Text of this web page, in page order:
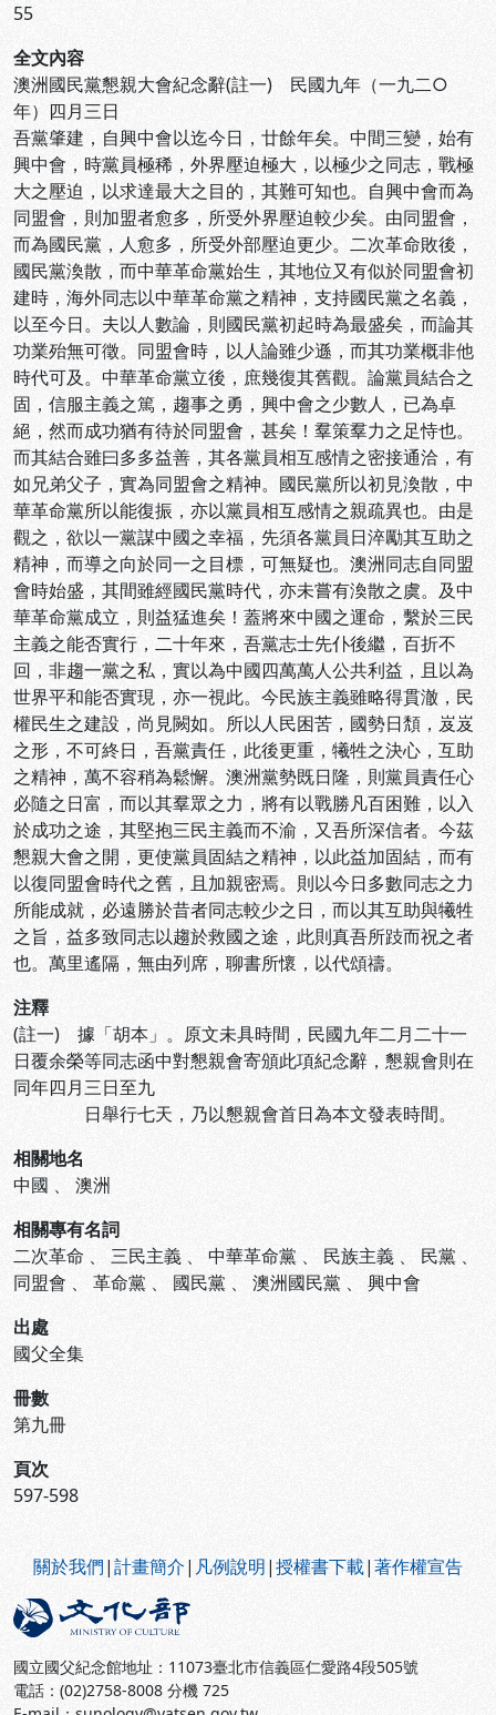
55
全文內容
澳洲國民黨懇親大會紀念辭(註一) 民國九年（一九二○
年）四月三日
吾黨肇建，自興中會以迄今日，廿餘年矣。中間三變，始有
興中會，時黨員極稀，外界壓迫極大，以極少之同志，戰極
大之壓迫，以求達最大之目的，其難可知也。自興中會而為
同盟會，則加盟者愈多，所受外界壓迫較少矣。由同盟會，
而為國民黨，人愈多，所受外部壓迫更少。二次革命敗後，
國民黨渙散，而中華革命黨始生，其地位又有似於同盟會初
建時，海外同志以中華革命黨之精神，支持國民黨之名義，
以至今日。夫以人數論，則國民黨初起時為最盛矣，而論其
功業殆無可徵。同盟會時，以人論雖少遜，而其功業概非他
時代可及。中華革命黨立後，庶幾復其舊觀。論黨員結合之
固，信服主義之篤，趨事之勇，興中會之少數人，已為卓
絕，然而成功猶有待於同盟會，甚矣！羣策羣力之足恃也。
而其結合雖曰多多益善，其各黨員相互感情之密接通洽，有
如兄弟父子，實為同盟會之精神。國民黨所以初見渙散，中
華革命黨所以能復振，亦以黨員相互感情之親疏異也。由是
觀之，欲以一黨謀中國之幸福，先須各黨員日淬勵其互助之
精神，而導之向於同一之目標，可無疑也。澳洲同志自同盟
會時始盛，其間雖經國民黨時代，亦未嘗有渙散之虞。及中
華革命黨成立，則益猛進矣！蓋將來中國之運命，繫於三民
主義之能否實行，二十年來，吾黨志士先仆後繼，百折不
回，非趨一黨之私，實以為中國四萬萬人公共利益，且以為
世界平和能否實現，亦一視此。今民族主義雖略得貫澈，民
權民生之建設，尚見闕如。所以人民困苦，國勢日頽，岌岌
之形，不可終日，吾黨責任，此後更重，犧牲之決心，互助
之精神，萬不容稍為鬆懈。澳洲黨勢既日隆，則黨員責任心
必隨之日富，而以其羣眾之力，將有以戰勝凡百困難，以入
於成功之途，其堅抱三民主義而不渝，又吾所深信者。今茲
懇親大會之開，更使黨員固結之精神，以此益加固結，而有
以復同盟會時代之舊，且加親密焉。則以今日多數同志之力
所能成就，必遠勝於昔者同志較少之日，而以其互助與犧牲
之旨，益多致同志以趨於救國之途，此則真吾所跂而祝之者
也。萬里遙隔，無由列席，聊書所懷，以代頌禱。
注釋
(註一) 據「胡本」。原文未具時間，民國九年二月二十一
日覆余榮等同志函中對懇親會寄頒此項紀念辭，懇親會則在
同年四月三日至九
日舉行七天，乃以懇親會首日為本文發表時間。
相關地名
中國 、 澳洲
相關專有名詞
二次革命 、 三民主義 、 中華革命黨 、 民族主義 、 民黨 、
同盟會 、 革命黨 、 國民黨 、 澳洲國民黨 、 興中會
出處
國父全集
冊數
第九冊
頁次
597-598
關於我們|計畫簡介| 凡例說明|授權書下載|著作權宣告
國立國父紀念館地址：11073臺北市信義區仁愛路4段505號
電話：(02)2758-8008 分機 725